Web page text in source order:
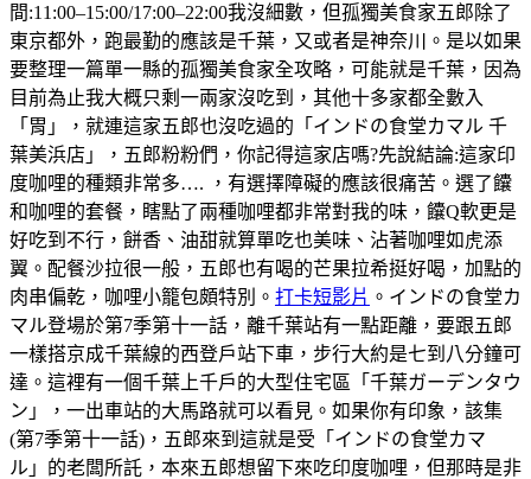
間:11:00–15:00/17:00–22:00我沒細數，但孤獨美食家五郎除了
東京都外，跑最勤的應該是千葉，又或者是神奈川。是以如果
要整理一篇單一縣的孤獨美食家全攻略，可能就是千葉，因為
目前為止我大概只剩一兩家沒吃到，其他十多家都全數入
「胃」，就連這家五郎也沒吃過的「インドの食堂カマル 千
葉美浜店」，五郎粉粉們，你記得這家店嗎?先說結論:這家印
度咖哩的種類非常多…. ，有選擇障礙的應該很痛苦。選了饢
和咖哩的套餐，瞎點了兩種咖哩都非常對我的味，饢Q軟更是
好吃到不行，餅香、油甜就算單吃也美味、沾著咖哩如虎添
翼。配餐沙拉很一般，五郎也有喝的芒果拉希挺好喝，加點的
肉串偏乾，咖哩小籠包頗特別。 打卡短影片 。インドの食堂カ
マル登場於第7季第十一話，離千葉站有一點距離，要跟五郎
一樣搭京成千葉線的西登戶站下車，步行大約是七到八分鐘可
達。這裡有一個千葉上千戶的大型住宅區「千葉ガーデンタウ
ン」，一出車站的大馬路就可以看見。如果你有印象，該集
(第7季第十一話)，五郎來到這就是受「インドの食堂カマ
ル」的老闆所託，本來五郎想留下來吃印度咖哩，但那時是非